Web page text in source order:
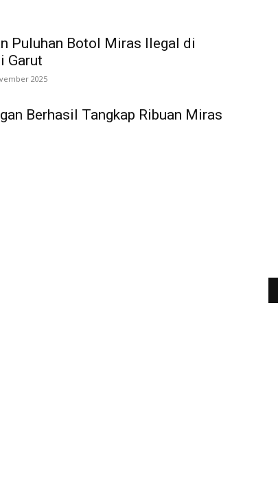
Puluhan Botol Miras Ilegal di
Garut
2025
Berhasil Tangkap Ribuan Miras